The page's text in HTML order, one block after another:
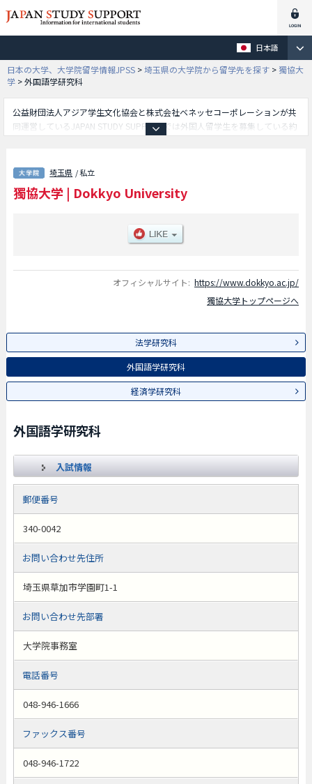
日本語
日本の大学、大学院留学情報JPSS >埼玉県の大学院から留学先を探す > 獨協大
学 >外国語学研究科
公益財団法人アジア学生文化協会と株式会社ベネッセコーポレーションが共
同運営しているJAPAN STUDY SUPPORTでは外国人留学生を募集している約
学研究科や経済学研究科等、研究科別情報や、募集定員や合格者数など入試
情報、施設案内、アクセスなど外国人留学生に必要な情報を掲載しているの
で是非ご利用ください。
埼玉県 / 私立
獨協大学 | Dokkyo University
オフィシャルサイト: https://www.dokkyo.ac.jp/
獨協大学トップページへ
法学研究科
外国語学研究科
経済学研究科
外国語学研究科
入試情報
郵便番号
340-0042
お問い合わせ先住所
埼玉県草加市学園町1-1
お問い合わせ先部署
大学院事務室
電話番号
048-946-1666
ファックス番号
048-946-1722